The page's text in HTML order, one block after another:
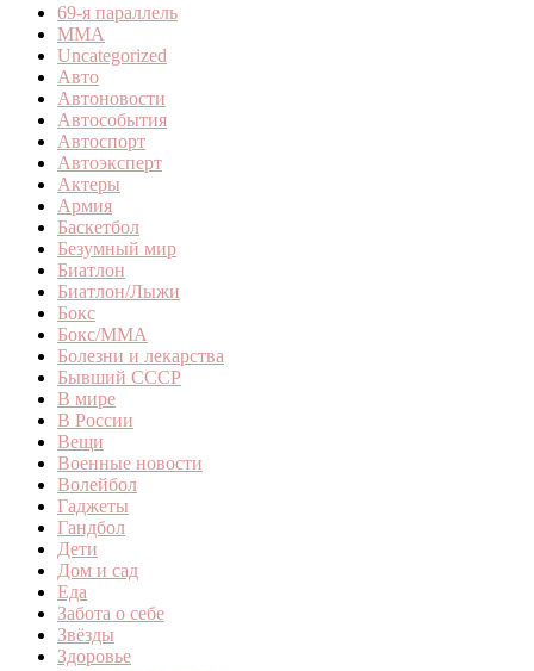
69-я параллель
MMA
Uncategorized
Авто
Автоновости
Автособытия
Автоспорт
Автоэксперт
Актеры
Армия
Баскетбол
Безумный мир
Биатлон
Биатлон/Лыжи
Бокс
Бокс/MMA
Болезни и лекарства
Бывший СССР
В мире
В России
Вещи
Военные новости
Волейбол
Гаджеты
Гандбол
Дети
Дом и сад
Еда
Забота о себе
Звёзды
Здоровье